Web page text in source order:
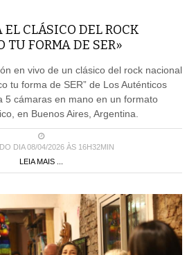
EL CLÁSICO DEL ROCK
TU FORMA DE SER»
en vivo de un clásico del rock nacional
tu forma de SER” de Los Auténticos
5 cámaras en mano en un formato
en Buenos Aires, Argentina.
DIA 08/04/2026 ÀS 16H32MIN
LEIA MAIS ...